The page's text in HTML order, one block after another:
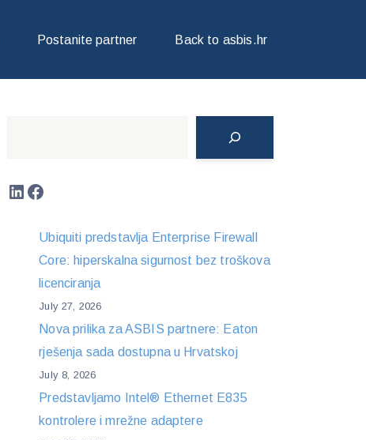
Postanite partner Back to asbis.hr
LinkedIn
Facebook
Ubiquiti predstavlja Enterprise Firewall
Core: hiperskalna sigurnost bez troškova
licenciranja
July 27, 2026
Nova prilika za ASBIS partnere: Eaton
rješenja sada dostupna u Hrvatskoj
July 8, 2026
Predstavljamo Intel® Ethernet E835
kontrolere i mrežne adaptere